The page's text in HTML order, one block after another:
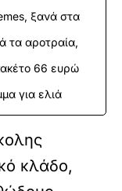
ξανά στα
τα αροτραία,
66 ευρώ
για ελιά
κλάδο,